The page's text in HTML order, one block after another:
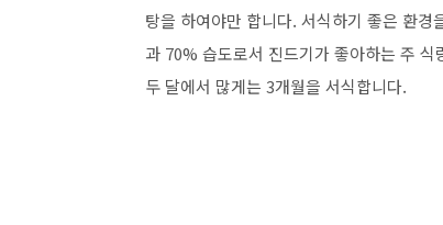
탕을 하여야만 합니다. 서식하기 좋은 환
과 70% 습도로서 진드기가 좋아하는 주
두 달에서 많게는 3개월을 서식합니다.